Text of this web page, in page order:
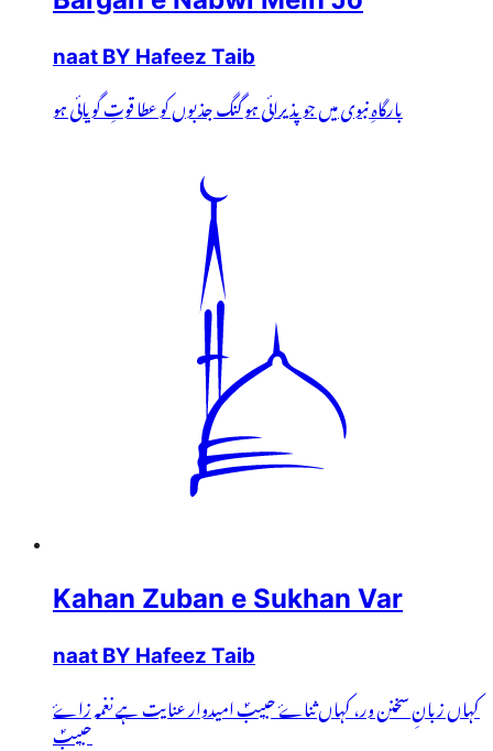
naat BY Hafeez Taib
بارگاہِ نبوی میں جو پذیرائی ہو گنگ جذبوں کو عطا قوتِ گویائی ہو
Kahan Zuban e Sukhan Var
naat BY Hafeez Taib
کہاں زبانِ سخنن ور، کہاں ثناۓ حبیبؐ امیدوار عنایت ہے نغمہ زاۓ
حبیبؐ